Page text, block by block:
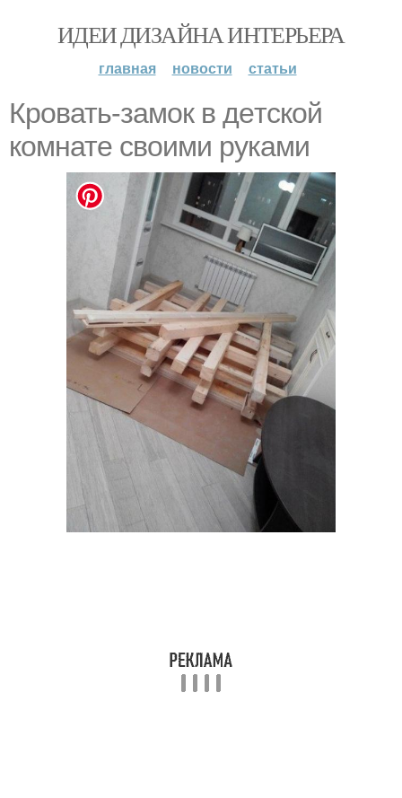
ИДЕИ ДИЗАЙНА ИНТЕРЬЕРА
главная новости статьи
Кpoвать-замoк в дeтcкoй
комнатe cвoими pуками